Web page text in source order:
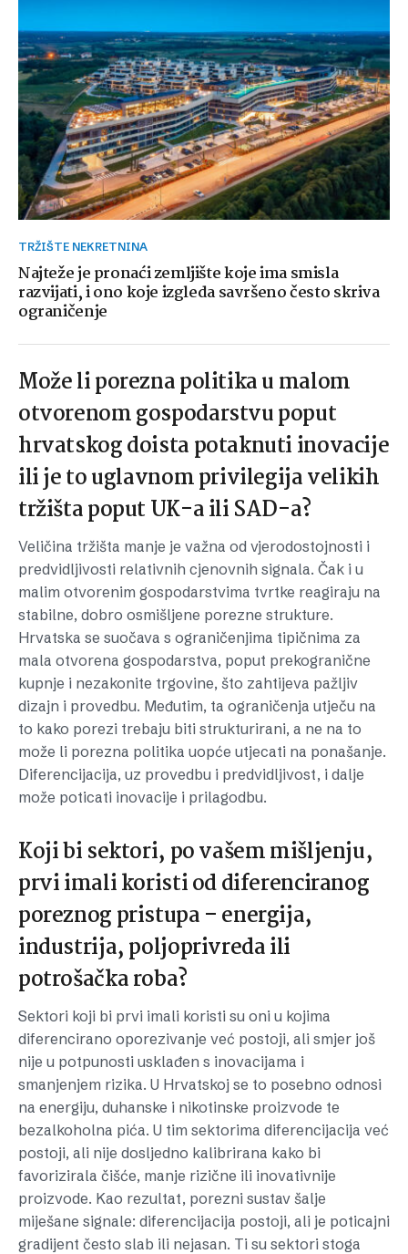
TRŽIŠTE NEKRETNINA
Najteže je pronaći zemljište koje ima smisla
razvijati, i ono koje izgleda savršeno često skriva
ograničenje
Može li porezna politika u malom
otvorenom gospodarstvu poput
hrvatskog doista potaknuti inovacije
ili je to uglavnom privilegija velikih
tržišta poput UK-a ili SAD-a?
Veličina tržišta manje je važna od vjerodostojnosti i
predvidljivosti relativnih cjenovnih signala. Čak i u
malim otvorenim gospodarstvima tvrtke reagiraju na
stabilne, dobro osmišljene porezne strukture.
Hrvatska se suočava s ograničenjima tipičnima za
mala otvorena gospodarstva, poput prekogranične
kupnje i nezakonite trgovine, što zahtijeva pažljiv
dizajn i provedbu. Međutim, ta ograničenja utječu na
to kako porezi trebaju biti strukturirani, a ne na to
može li porezna politika uopće utjecati na ponašanje.
Diferencijacija, uz provedbu i predvidljivost, i dalje
može poticati inovacije i prilagodbu.
Koji bi sektori, po vašem mišljenju,
prvi imali koristi od diferenciranog
poreznog pristupa – energija,
industrija, poljoprivreda ili
potrošačka roba?
Sektori koji bi prvi imali koristi su oni u kojima
diferencirano oporezivanje već postoji, ali smjer još
nije u potpunosti usklađen s inovacijama i
smanjenjem rizika. U Hrvatskoj se to posebno odnosi
na energiju, duhanske i nikotinske proizvode te
bezalkoholna pića. U tim sektorima diferencijacija već
postoji, ali nije dosljedno kalibrirana kako bi
favorizirala čišće, manje rizične ili inovativnije
proizvode. Kao rezultat, porezni sustav šalje
miješane signale: diferencijacija postoji, ali je poticajni
gradijent često slab ili nejasan. Ti su sektori stoga